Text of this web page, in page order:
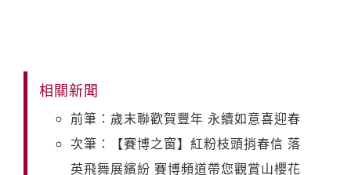
相關新聞
前筆：歲末聯歡賀豐年 永續如意喜迎春
次筆：【賽博之窗】紅粉枝頭捎春信 落
英飛舞展繽紛 賽博頻道帶您觀賞山櫻花